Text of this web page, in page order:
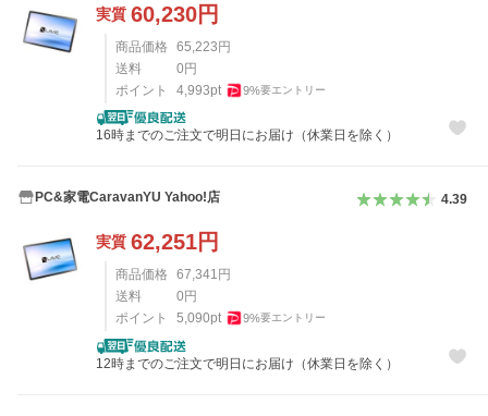
実質 60,230円
商品価格 65,223円
送料
0円
ポイント
4,993pt 9%要エントリー
16時までのご注文で明日にお届け（休業日を除く）
PC&家電CaravanYU Yahoo!店 4.39
実質 62,251円
商品価格 67,341 円
送料
0 円
ポイント
5,090pt 9%要エントリー
12時までのご注文で明日にお届け（休業日を除く）